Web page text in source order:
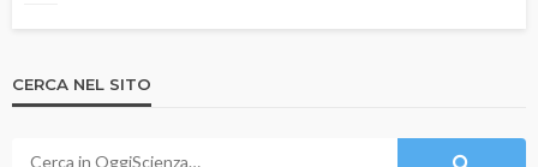
CERCA NEL SITO